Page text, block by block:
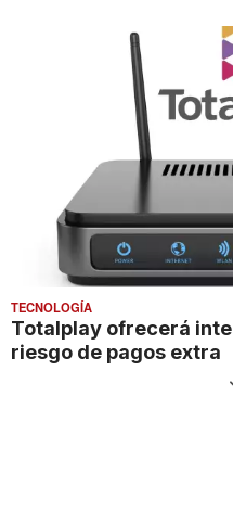
TECNOLOGÍA
Totalplay ofrecerá
riesgo de pagos extra